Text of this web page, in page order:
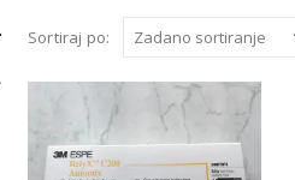
Sortiraj po: